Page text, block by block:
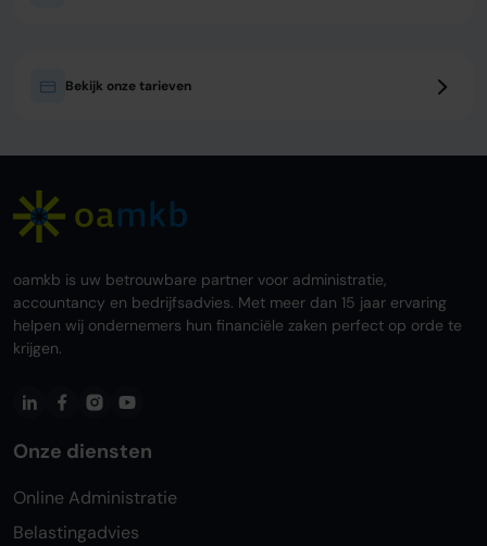
Bekijk onze tarieven
oamkb is uw betrouwbare partner voor administratie,
accountancy en bedrijfsadvies. Met meer dan 15 jaar ervaring
helpen wij ondernemers hun financiële zaken perfect op orde te
krijgen.
Onze diensten
Online Administratie
Belastingadvies